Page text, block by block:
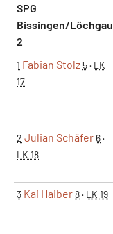
SPG
Bissingen/Löchgau
2
1 Fabian Stolz 5· LK
17
2 Julian Schäfer 6·
LK 18
3 Kai Haiber8· LK 19